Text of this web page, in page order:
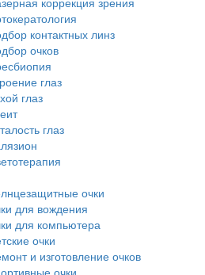
контактных линз
очков
глаз
глаз
глаз
очки
для вождения
для компьютера
очки
и изготовление очков